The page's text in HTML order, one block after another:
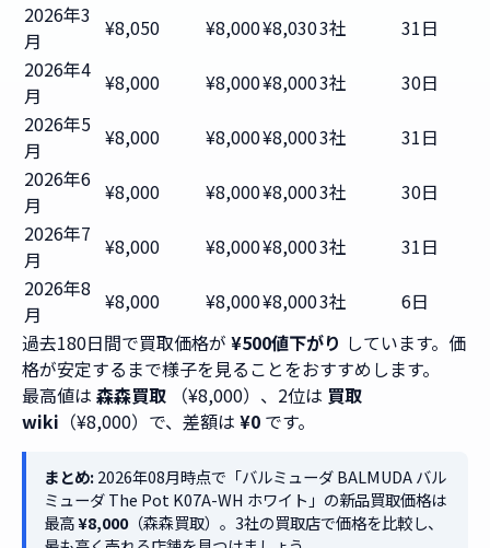
2026年3
月
¥8,050 ¥8,000¥8,0303社
31日
2026年4
月
¥8,000 ¥8,000¥8,0003社
30日
2026年5
月
¥8,000 ¥8,000¥8,0003社
31日
2026年6
月
¥8,000 ¥8,000¥8,0003社
30日
2026年7
月
¥8,000 ¥8,000¥8,0003社
31日
2026年8
月
¥8,000 ¥8,000¥8,0003社
6日
過去180日間で買取価格が ¥500値下がり しています。価
格が安定するまで様子を見ることをおすすめします。
最高値は 森森買取 （¥8,000）、2位は 買取
wiki （¥8,000）で、差額は ¥0 です。
まとめ:2026年08月時点で「バルミューダ BALMUDA バル
ミューダ The Pot K07A-WH ホワイト」の新品買取価格は
最高¥8,000（森森買取）。3社の買取店で価格を比較し、